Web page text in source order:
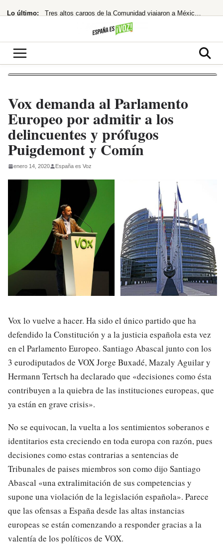
al Lo último: Tres altos cargos de la Comunidad viajaron a México con Ayuso y gastaron 15.000
España quiere trabajar con el nuevo Gobierno de Colombia
Vox demanda al Parlamento
Europeo por admitir a los
delincuentes y prófugos
Puigdemont y Comín
enero 14, 2020 España es Voz
Vox lo vuelve a hacer. Ha sido el único partido que ha
defendido la Constitución y a la justicia española esta vez
en el Parlamento Europeo. Santiago Abascal junto con los
3 eurodiputados de VOX Jorge Buxadé, Mazaly Aguilar y
Hermann Tertsch ha declarado que «decisiones como ésta
contribuyen a la quiebra de las instituciones europeas, que
ya están en grave crisis».
No se equivocan, la vuelta a los sentimientos soberanos e
identitarios esta creciendo en toda europa con razón, pues
decisiones como estas contrarias a sentencias de
Tribunales de paises miembros son como dijo Santiago
Abascal «una extralimitación de sus competencias y
supone una violación de la legislación española». Parece
que las ofensas a España desde las altas instancias
europeas se están comenzando a responder gracias a la
valentía de los políticos de VOX.